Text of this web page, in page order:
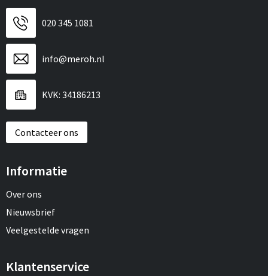
020 345 1081
info@meroh.nl
KVK: 34186213
Contacteer ons
Informatie
Over ons
Nieuwsbrief
Veelgestelde vragen
Klantenservice